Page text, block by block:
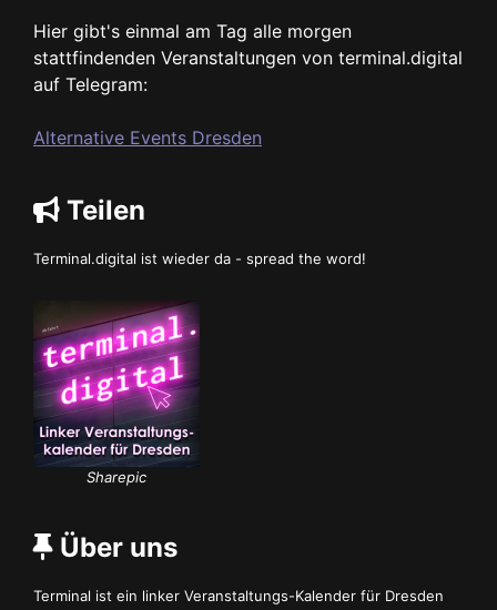
Hier gibt's einmal am Tag alle morgen
stattfindenden Veranstaltungen von terminal.digital
auf Telegram:
Alternative Events Dresden
Teilen
Terminal.digital ist wieder da - spread the word!
Sharepic
Über uns
Terminal ist ein linker Veranstaltungs-Kalender für Dresden